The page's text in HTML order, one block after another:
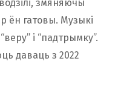
змяняючы
ён гатовы. Музыкі
і “падтрымку”.
даваць з 2022